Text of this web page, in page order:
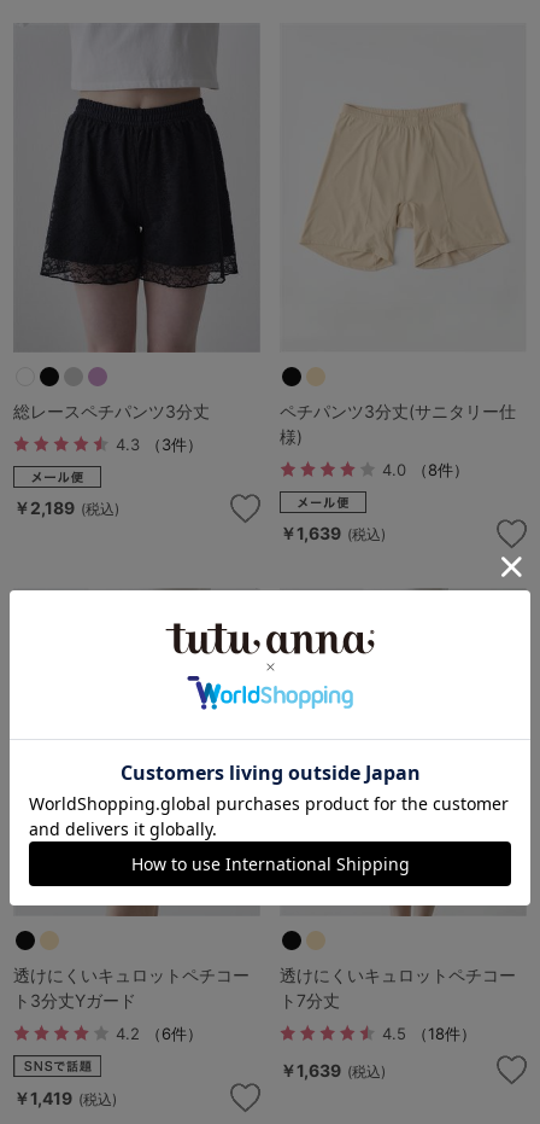
総レースペチパンツ3分丈
4.3 （3件）
￥2,189 (税込)
ペチパンツ3分丈(サニタリー仕
様)
4.0 （8件）
￥1,639 (税込)
透けにくいキュロットペチコー
ト3分丈Yガード
4.2 （6件）
￥1,419 (税込)
透けにくいキュロットペチコー
ト7分丈
4.5 （18件）
￥1,639 (税込)